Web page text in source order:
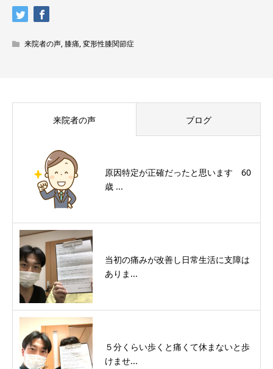
来院者の声, 膝痛,変形性膝関節症
来院者の声 ブログ
原因特定が正確だったと思います 60
歳 ...
当初の痛みが改善し日常生活に支障は
ありま...
５分くらい歩くと痛くて休まないと歩
けませ...